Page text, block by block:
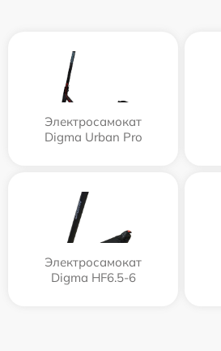
Электросамокат
Digma Urban Pro
Электросамокат
Digma HF6.5-6